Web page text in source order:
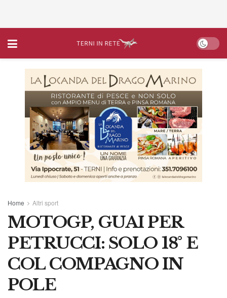
Home Altri sport
MOTOGP, GUAI PER
PETRUCCI: SOLO 18° E
COL COMPAGNO IN
POLE